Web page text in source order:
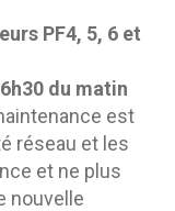
PF4, 5, 6 et
du matin
est
réseau et les
et ne plus
nouvelle